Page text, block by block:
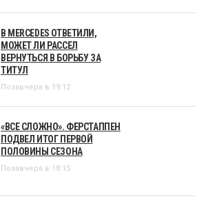
В MERCEDES ОТВЕТИЛИ,
МОЖЕТ ЛИ РАССЕЛ
ВЕРНУТЬСЯ В БОРЬБУ ЗА
ТИТУЛ
Позавчера в 19:12
«ВСЕ СЛОЖНО». ФЕРСТАППЕН
ПОДВЕЛ ИТОГ ПЕРВОЙ
ПОЛОВИНЫ СЕЗОНА
Позавчера в 18:15